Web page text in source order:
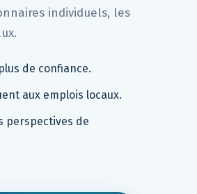
individuels, les
de confiance.
aux emplois locaux.
perspectives de